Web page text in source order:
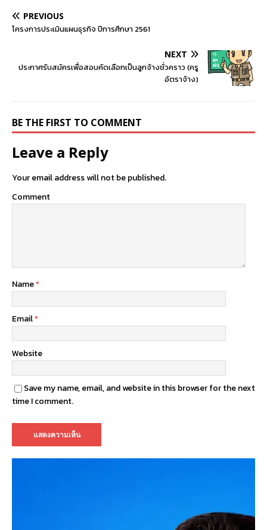
PREVIOUS
โครงการประเมินแผนธุรกิจ ปีการศึกษา 2561
NEXT
ประกาศรับสมัครเพื่อสอบคัดเลือกเป็นลูกจ้างชั่วคราว (ครู
อัตราจ้าง)
BE THE FIRST TO COMMENT
Leave a Reply
Your email address will not be published.
Comment
Name*
Email*
Website
Save my name, email, and website in this browser for the next
time I comment.